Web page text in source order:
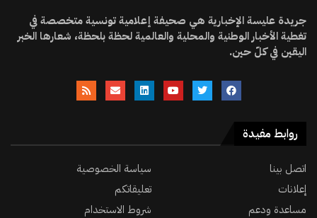
جريدة عليسة الإخبارية هي صحيفة إعلامية تونسية متخصصة في
تغطية الأخبار الوطنية والمحلية والعالمية لحظة بلحظة، شعارها الخبر
اليقين في كلّ حين.
روابط مفيدة
اتصل بينا
سياسة الخصوصية
إعلانات
تعليقاتكم
مساعدة ودعم
شروط الاستخدام